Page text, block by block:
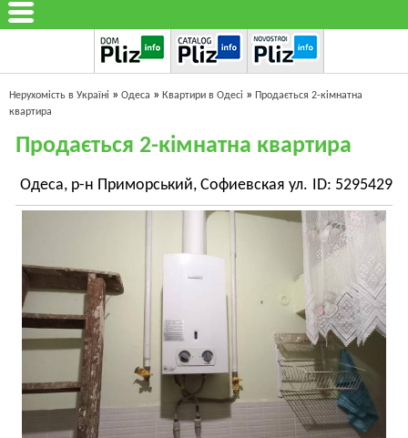
Нерухомість в Україні » Одеса » Квартири в Одесі » Продається 2-кімнатна
квартира
Продається 2-кімнатна квартира
Одеса, р-н Приморський, Софиевская ул. ID: 5295429